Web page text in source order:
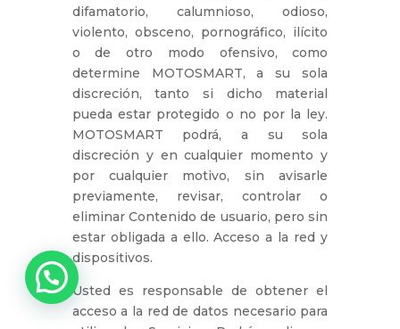
difamatorio, calumnioso, odioso,
violento, obsceno, pornográfico, ilícito
o de otro modo ofensivo, como
determine MOTOSMART, a su sola
discreción, tanto si dicho material
pueda estar protegido o no por la ley.
MOTOSMART podrá, a su sola
discreción y en cualquier momento y
por cualquier motivo, sin avisarle
previamente, revisar, controlar o
eliminar Contenido de usuario, pero sin
estar obligada a ello. Acceso a la red y
dispositivos.
Usted es responsable de obtener el
acceso a la red de datos necesario para